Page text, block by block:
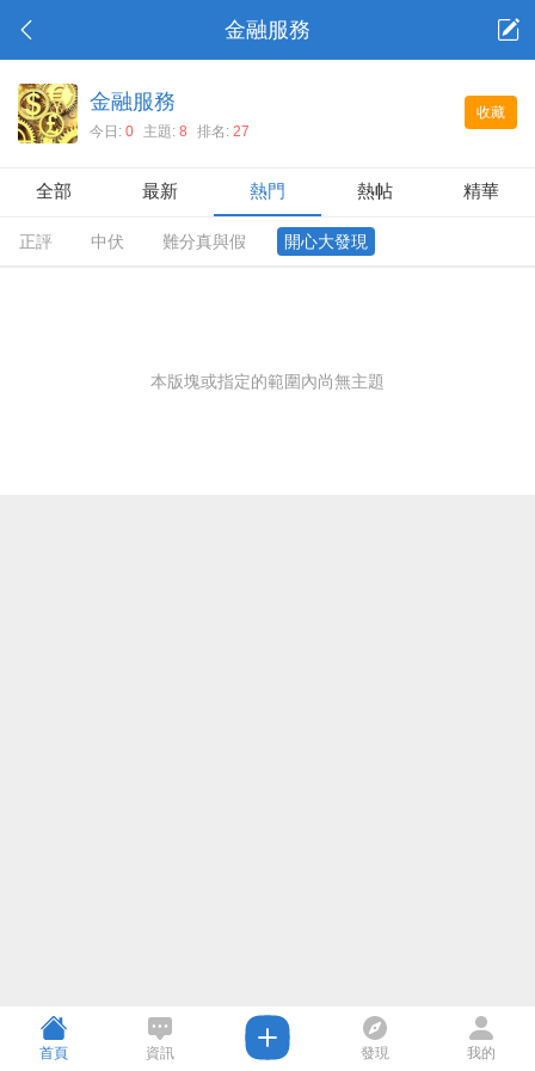
金融服務
收藏
金融服務
今日: 0 主題: 8 排名: 27
全部 最新 熱門 熱帖 精華
正評 中伏 難分真與假 開心大發現
本版塊或指定的範圍內尚無主題
首頁 資訊 發現 我的